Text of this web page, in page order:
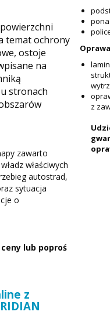
temat ochrony
ostoje
na
stronach
zawarto
właściwych
autostrad,
sytuacja
o
lub poproś
z
z